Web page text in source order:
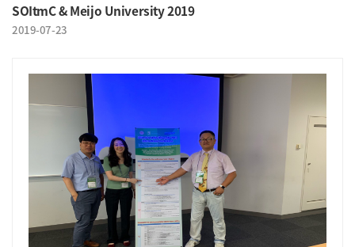
SOItmC & Meijo University 2019
2019-07-23